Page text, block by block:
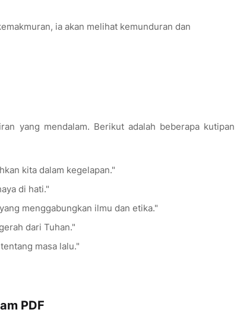
ia akan melihat kemunduran dan
yang mendalam. Berikut adalah beberapa kutipan
kita dalam kegelapan."
di hati."
menggabungkan ilmu dan etika."
dari Tuhan."
masa lalu."
PDF